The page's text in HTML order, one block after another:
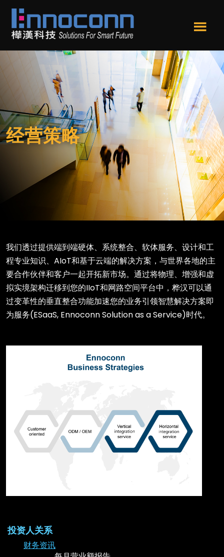
跳
转
到
主
要
内
容
跳
转
到
页
尾
樺
漢
科
技
Ennoconn
Technologies,Ennoconn
Corp.
樺
漢
科
技
u
经营策略
我们透过提供端到端硬体、系统整合、软体服务、设计和工
程专业知识、AIoT和基于云端的解决方案，与世界各地的主
要合作伙伴和客户一起开拓新市场。通过将物理、增强和虚
拟实境架构迁移到您的IIoT和网路空间平台中，桦汉可以通
过变革性的垂直整合功能加速您的业务引领智慧解决方案即
为服务(ESaaS, Ennoconn Solution as a Service)时代。
投资人关系
财务资讯